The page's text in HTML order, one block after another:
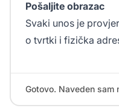
Pošaljite obrazac
Svaki unos je
o tvrtki i fizička
Gotovo. Naveden sam